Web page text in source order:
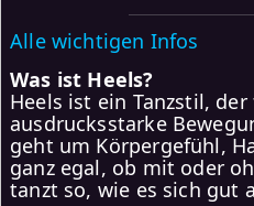
Alle wichtigen Infos
Was ist Heels?
Heels ist ein Tanzstil,
ausdrucksstarke
geht um Körpergefühl,
ganz egal, ob mit oder
tanzt so, wie es sich gut